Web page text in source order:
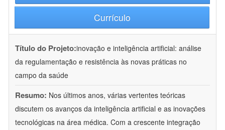
Currículo
Título do Projeto:inovação e inteligência artificial: análise
da regulamentação e resistência às novas práticas no
campo da saúde
Resumo: Nos últimos anos, várias vertentes teóricas
discutem os avanços da inteligência artificial e as inovações
tecnológicas na área médica. Com a crescente integração